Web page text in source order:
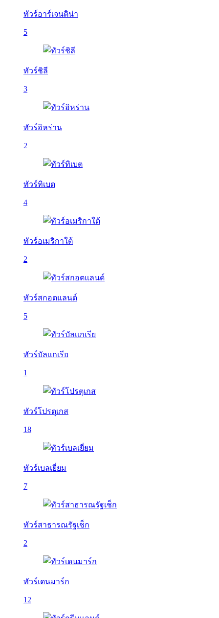
ทัวร์อาร์เจนติน่า
5
ทัวร์ชิลี
3
ทัวร์อิหร่าน
2
ทัวร์ทิเบต
4
ทัวร์อเมริกาใต้
2
ทัวร์สกอตแลนด์
5
ทัวร์บัลเเกเรีย
1
ทัวร์โปรตุเกส
18
ทัวร์เบลเยี่ยม
7
ทัวร์สาธารณรัฐเช็ก
2
ทัวร์เดนมาร์ก
12